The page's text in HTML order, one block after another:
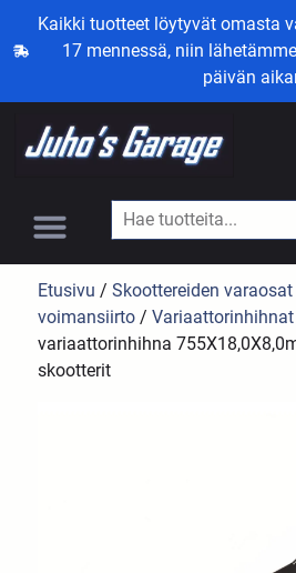
Kaikki tuotteet löytyvät omasta
17 mennessä, niin
päivän
Etusivu /Skoottereiden varaosat
voimansiirto /Variaattorinhihnat
variaattorinhihna
skootterit